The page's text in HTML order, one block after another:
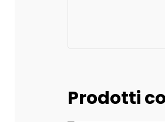
Prodotti